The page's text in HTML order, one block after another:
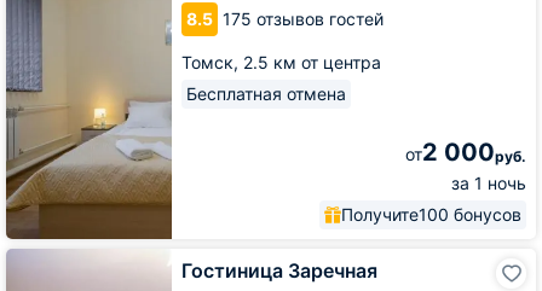
8.5 175 отзывов гостей
Томск, 2.5 км от центра
Бесплатная отмена
от2 000руб.
за 1 ночь
Получите100 бонусов
Гостиница Заречная
Гостиница